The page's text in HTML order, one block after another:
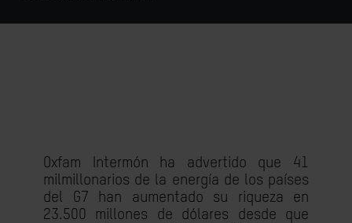
Oxfam Intermón ha advertido que 41
milmillonarios de la energía de los países
del G7 han aumentado su riqueza en
23.500 millones de dólares desde que